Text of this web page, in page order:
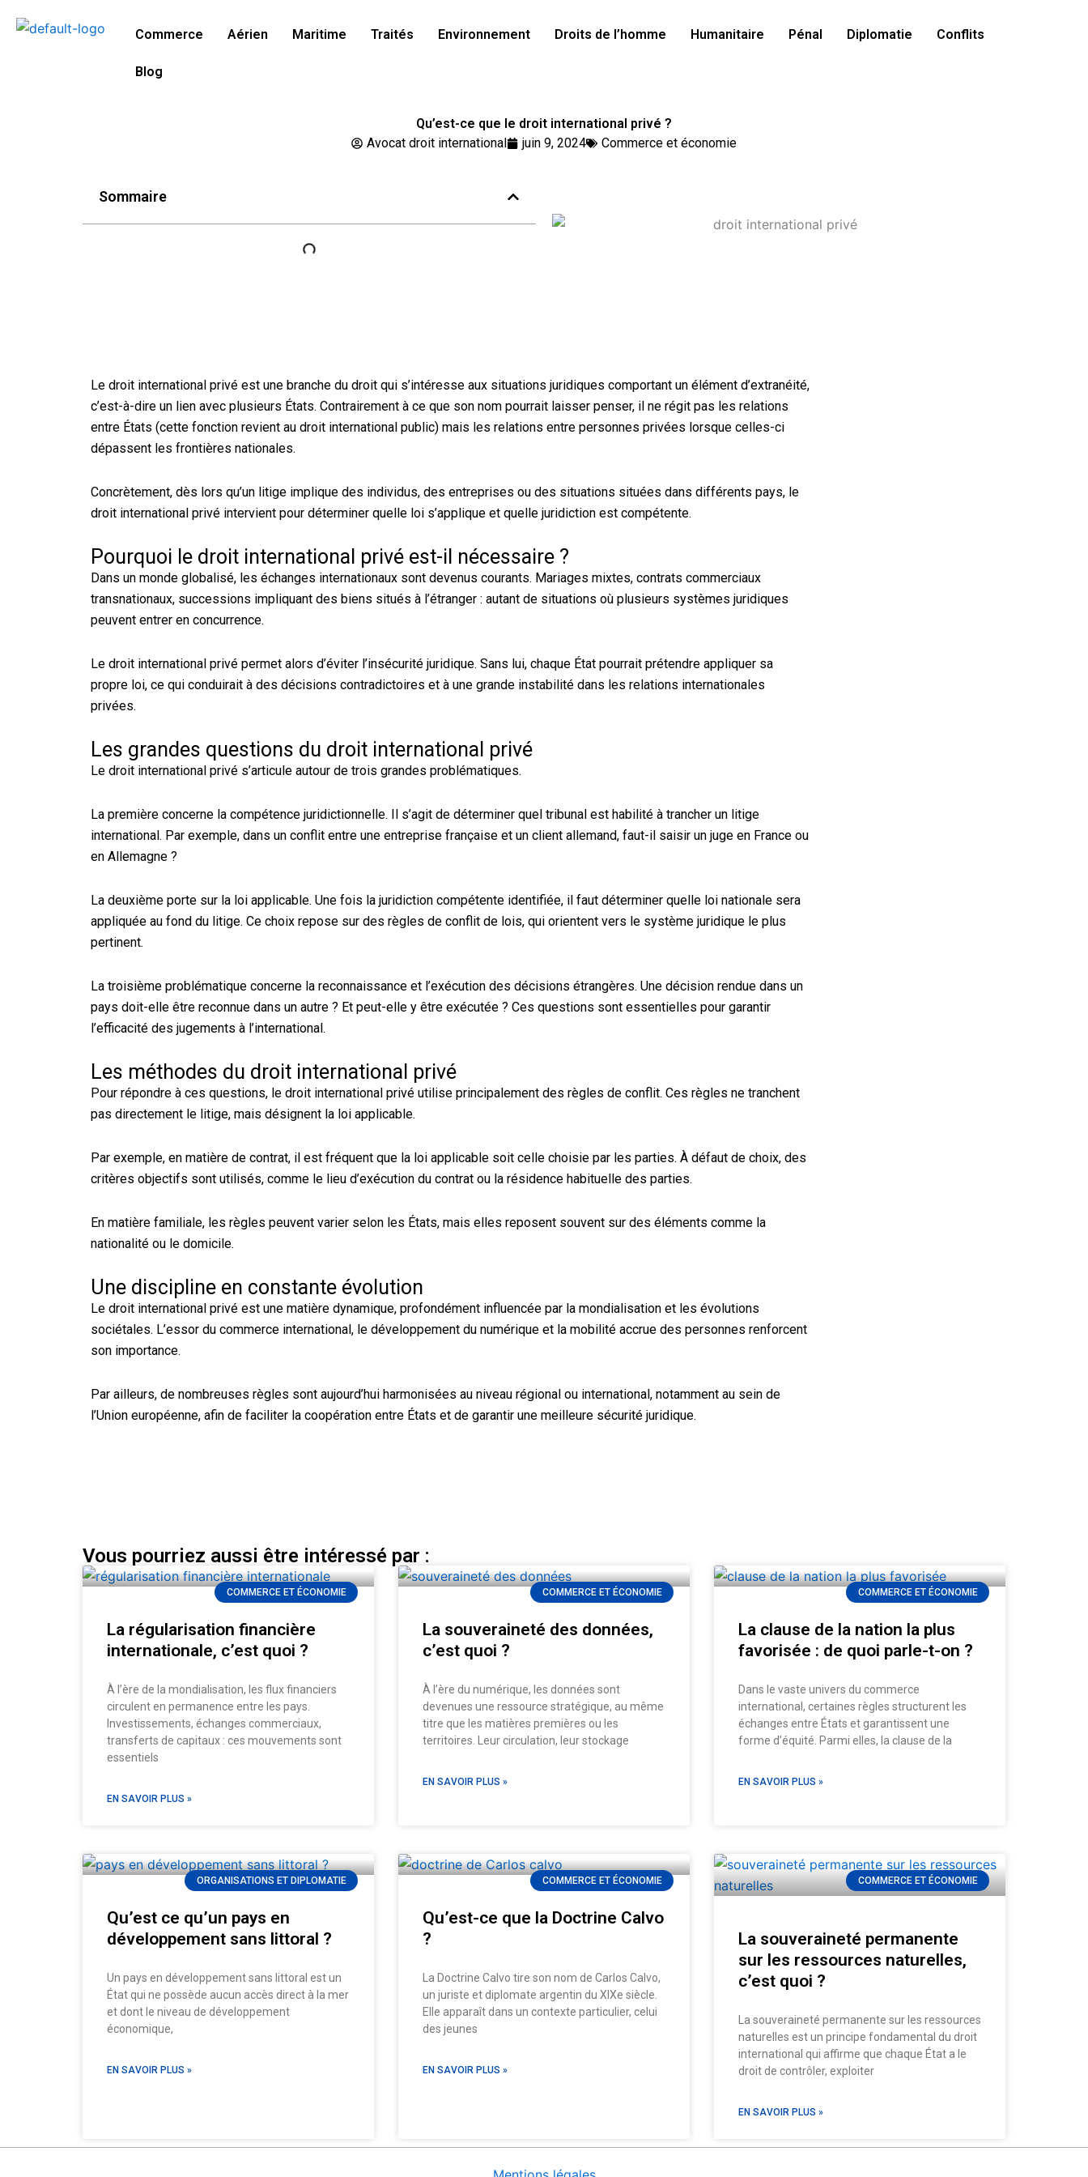
Commerce Aérien Maritime Traités Environnement Droits de l’homme Humanitaire Pénal Diplomatie Conflits
Blog
Qu’est-ce que le droit international privé ?
Avocat droit international
juin 9, 2024 Commerce et économie
Sommaire
Le droit international privé est une branche du droit qui s’intéresse aux situations juridiques comportant un élément d’extranéité,
c’est-à-dire un lien avec plusieurs États. Contrairement à ce que son nom pourrait laisser penser, il ne régit pas les relations
entre États (cette fonction revient au droit international public) mais les relations entre personnes privées lorsque celles-ci
dépassent les frontières nationales.
Concrètement, dès lors qu’un litige implique des individus, des entreprises ou des situations situées dans différents pays, le
droit international privé intervient pour déterminer quelle loi s’applique et quelle juridiction est compétente.
Pourquoi le droit international privé est-il nécessaire ?
Dans un monde globalisé, les échanges internationaux sont devenus courants. Mariages mixtes, contrats commerciaux
transnationaux, successions impliquant des biens situés à l’étranger : autant de situations où plusieurs systèmes juridiques
peuvent entrer en concurrence.
Le droit international privé permet alors d’éviter l’insécurité juridique. Sans lui, chaque État pourrait prétendre appliquer sa
propre loi, ce qui conduirait à des décisions contradictoires et à une grande instabilité dans les relations internationales
privées.
Les grandes questions du droit international privé
Le droit international privé s’articule autour de trois grandes problématiques.
La première concerne la compétence juridictionnelle. Il s’agit de déterminer quel tribunal est habilité à trancher un litige
international. Par exemple, dans un conflit entre une entreprise française et un client allemand, faut-il saisir un juge en France ou
en Allemagne ?
La deuxième porte sur la loi applicable. Une fois la juridiction compétente identifiée, il faut déterminer quelle loi nationale sera
appliquée au fond du litige. Ce choix repose sur des règles de conflit de lois, qui orientent vers le système juridique le plus
pertinent.
La troisième problématique concerne la reconnaissance et l’exécution des décisions étrangères. Une décision rendue dans un
pays doit-elle être reconnue dans un autre ? Et peut-elle y être exécutée ? Ces questions sont essentielles pour garantir
l’efficacité des jugements à l’international.
Les méthodes du droit international privé
Pour répondre à ces questions, le droit international privé utilise principalement des règles de conflit. Ces règles ne tranchent
pas directement le litige, mais désignent la loi applicable.
Par exemple, en matière de contrat, il est fréquent que la loi applicable soit celle choisie par les parties. À défaut de choix, des
critères objectifs sont utilisés, comme le lieu d’exécution du contrat ou la résidence habituelle des parties.
En matière familiale, les règles peuvent varier selon les États, mais elles reposent souvent sur des éléments comme la
nationalité ou le domicile.
Une discipline en constante évolution
Le droit international privé est une matière dynamique, profondément influencée par la mondialisation et les évolutions
sociétales. L’essor du commerce international, le développement du numérique et la mobilité accrue des personnes renforcent
son importance.
Par ailleurs, de nombreuses règles sont aujourd’hui harmonisées au niveau régional ou international, notamment au sein de
l’Union européenne, afin de faciliter la coopération entre États et de garantir une meilleure sécurité juridique.
Vous pourriez aussi être intéressé par :
COMMERCE ET ÉCONOMIE
La régularisation financière
internationale, c’est quoi ?
À l’ère de la mondialisation, les flux financiers
circulent en permanence entre les pays.
Investissements, échanges commerciaux,
transferts de capitaux : ces mouvements sont
essentiels
EN SAVOIR PLUS »
COMMERCE ET ÉCONOMIE
La souveraineté des données,
c’est quoi ?
À l’ère du numérique, les données sont
devenues une ressource stratégique, au même
titre que les matières premières ou les
territoires. Leur circulation, leur stockage
EN SAVOIR PLUS »
COMMERCE ET ÉCONOMIE
La clause de la nation la plus
favorisée : de quoi parle-t-on ?
Dans le vaste univers du commerce
international, certaines règles structurent les
échanges entre États et garantissent une
forme d’équité. Parmi elles, la clause de la
EN SAVOIR PLUS »
ORGANISATIONS ET DIPLOMATIE
Qu’est ce qu’un pays en
développement sans littoral ?
Un pays en développement sans littoral est un
État qui ne possède aucun accès direct à la mer
et dont le niveau de développement
économique,
EN SAVOIR PLUS »
COMMERCE ET ÉCONOMIE
Qu’est-ce que la Doctrine Calvo
?
La Doctrine Calvo tire son nom de Carlos Calvo,
un juriste et diplomate argentin du XIXe siècle.
Elle apparaît dans un contexte particulier, celui
des jeunes
EN SAVOIR PLUS »
COMMERCE ET ÉCONOMIE
La souveraineté permanente
sur les ressources naturelles,
c’est quoi ?
La souveraineté permanente sur les ressources
naturelles est un principe fondamental du droit
international qui affirme que chaque État a le
droit de contrôler, exploiter
EN SAVOIR PLUS »